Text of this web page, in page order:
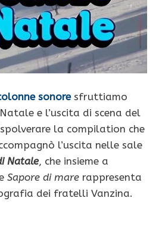
sonoresfruttiamo
e l’uscita di scena del
la compilation che
l’uscita nelle sale
Natale, che insieme a
Sapore di mare rappresenta
dei fratelli Vanzina.